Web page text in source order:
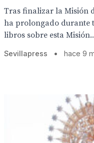
Tras finalizar la Misión
ha prolongado durante
libros sobre esta
Sevillapress • hace 9